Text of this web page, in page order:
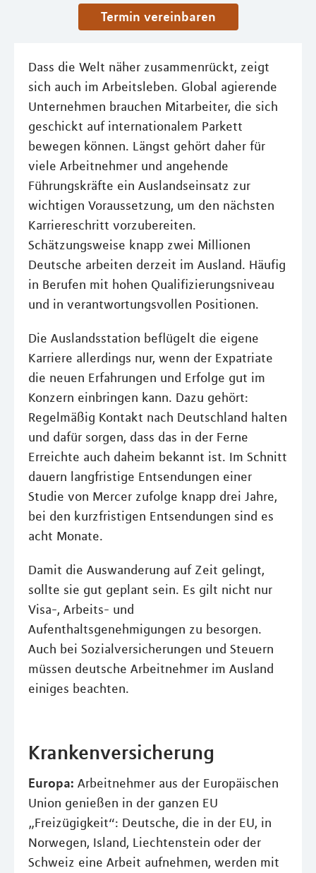
Termin vereinbaren
Dass die Welt näher zusammenrückt, zeigt
sich auch im Arbeitsleben. Global agierende
Unternehmen brauchen Mitarbeiter, die sich
geschickt auf internationalem Parkett
bewegen können. Längst gehört daher für
viele Arbeitnehmer und angehende
Führungskräfte ein Auslandseinsatz zur
wichtigen Voraussetzung, um den nächsten
Karriereschritt vorzubereiten.
Schätzungsweise knapp zwei Millionen
Deutsche arbeiten derzeit im Ausland. Häufig
in Berufen mit hohen Qualifizierungsniveau
und in verantwortungsvollen Positionen.
Die Auslandsstation beflügelt die eigene
Karriere allerdings nur, wenn der Expatriate
die neuen Erfahrungen und Erfolge gut im
Konzern einbringen kann. Dazu gehört:
Regelmäßig Kontakt nach Deutschland halten
und dafür sorgen, dass das in der Ferne
Erreichte auch daheim bekannt ist. Im Schnitt
dauern langfristige Entsendungen einer
Studie von Mercer zufolge knapp drei Jahre,
bei den kurzfristigen Entsendungen sind es
acht Monate.
Damit die Auswanderung auf Zeit gelingt,
sollte sie gut geplant sein. Es gilt nicht nur
Visa-, Arbeits- und
Aufenthaltsgenehmigungen zu besorgen.
Auch bei Sozialversicherungen und Steuern
müssen deutsche Arbeitnehmer im Ausland
einiges beachten.
Krankenversicherung
Europa: Arbeitnehmer aus der Europäischen
Union genießen in der ganzen EU
„Freizügigkeit“: Deutsche, die in der EU, in
Norwegen, Island, Liechtenstein oder der
Schweiz eine Arbeit aufnehmen, werden mit